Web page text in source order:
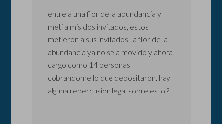
entre a una flor de la abundancia y
meti a mis dos invitados, estos
metieron a sus invitados, la flor de la
abundancia ya no se a movido y ahora
cargo como 14 personas
cobrandome lo que depositaron. hay
alguna repercusion legal sobre esto ?